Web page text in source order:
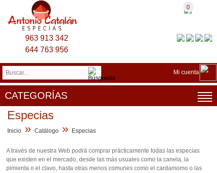
0
963 913 342
644 763 956
Mi cuenta
CATEGORÍAS
Especias
Inicio » Catálogo » Especias
A través de nuestra Web podrá comprar prácticamente todas las especias
que existen en el mercado, desde las más usuales como la canela, la
pimienta o el clavo, hasta otras menos comunes como el cardamomo o las